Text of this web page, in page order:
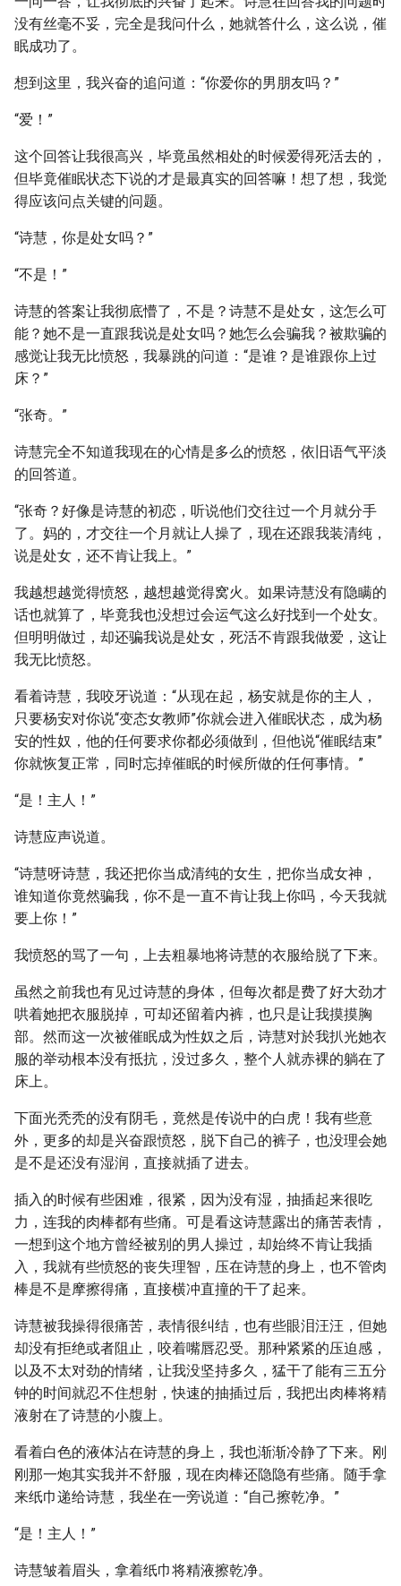
没有丝毫不妥，完全是我问什么，她就答什么，这么说，催
眠成功了。
想到这里，我兴奋的追问道：“你爱你的男朋友吗？”
“爱！”
这个回答让我很高兴，毕竟虽然相处的时候爱得死活去的，
但毕竟催眠状态下说的才是最真实的回答嘛！想了想，我觉
得应该问点关键的问题。
“诗慧，你是处女吗？”
“不是！”
诗慧的答案让我彻底懵了，不是？诗慧不是处女，这怎么可
能？她不是一直跟我说是处女吗？她怎么会骗我？被欺骗的
感觉让我无比愤怒，我暴跳的问道：“是谁？是谁跟你上过
床？”
“张奇。”
诗慧完全不知道我现在的心情是多么的愤怒，依旧语气平淡
的回答道。
“张奇？好像是诗慧的初恋，听说他们交往过一个月就分手
了。妈的，才交往一个月就让人操了，现在还跟我装清纯，
说是处女，还不肯让我上。”
我越想越觉得愤怒，越想越觉得窝火。如果诗慧没有隐瞒的
话也就算了，毕竟我也没想过会运气这么好找到一个处女。
但明明做过，却还骗我说是处女，死活不肯跟我做爱，这让
我无比愤怒。
看着诗慧，我咬牙说道：“从现在起，杨安就是你的主人，
只要杨安对你说“变态女教师”你就会进入催眠状态，成为杨
安的性奴，他的任何要求你都必须做到，但他说“催眠结束”
你就恢复正常，同时忘掉催眠的时候所做的任何事情。”
“是！主人！”
诗慧应声说道。
“诗慧呀诗慧，我还把你当成清纯的女生，把你当成女神，
谁知道你竟然骗我，你不是一直不肯让我上你吗，今天我就
要上你！”
我愤怒的骂了一句，上去粗暴地将诗慧的衣服给脱了下来。
虽然之前我也有见过诗慧的身体，但每次都是费了好大劲才
哄着她把衣服脱掉，可却还留着内裤，也只是让我摸摸胸
部。然而这一次被催眠成为性奴之后，诗慧对於我扒光她衣
服的举动根本没有抵抗，没过多久，整个人就赤裸的躺在了
床上。
下面光秃秃的没有阴毛，竟然是传说中的白虎！我有些意
外，更多的却是兴奋跟愤怒，脱下自己的裤子，也没理会她
是不是还没有湿润，直接就插了进去。
插入的时候有些困难，很紧，因为没有湿，抽插起来很吃
力，连我的肉棒都有些痛。可是看这诗慧露出的痛苦表情，
一想到这个地方曾经被别的男人操过，却始终不肯让我插
入，我就有些愤怒的丧失理智，压在诗慧的身上，也不管肉
棒是不是摩擦得痛，直接横冲直撞的干了起来。
诗慧被我操得很痛苦，表情很纠结，也有些眼泪汪汪，但她
却没有拒绝或者阻止，咬着嘴唇忍受。那种紧紧的压迫感，
以及不太对劲的情绪，让我没坚持多久，猛干了能有三五分
钟的时间就忍不住想射，快速的抽插过后，我把出肉棒将精
液射在了诗慧的小腹上。
看着白色的液体沾在诗慧的身上，我也渐渐冷静了下来。刚
刚那一炮其实我并不舒服，现在肉棒还隐隐有些痛。随手拿
来纸巾递给诗慧，我坐在一旁说道：“自己擦乾净。”
“是！主人！”
诗慧皱着眉头，拿着纸巾将精液擦乾净。